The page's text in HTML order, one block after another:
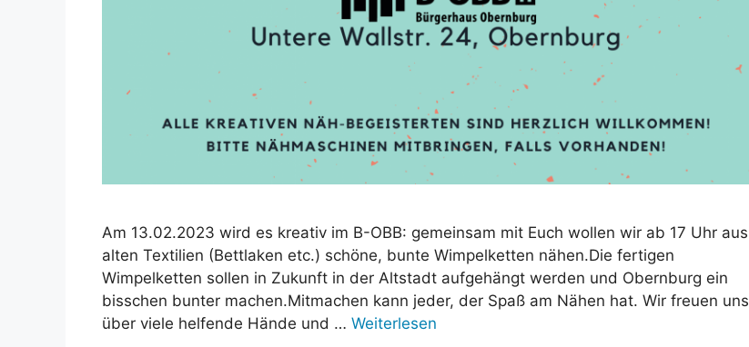
Am 13.02.2023 wird es kreativ im B-OBB: gemeinsam mit Euch wollen wir ab 17 Uhr aus
alten Textilien (Bettlaken etc.) schöne, bunte Wimpelketten nähen.Die fertigen
Wimpelketten sollen in Zukunft in der Altstadt aufgehängt werden und Obernburg ein
bisschen bunter machen.Mitmachen kann jeder, der Spaß am Nähen hat. Wir freuen uns
über viele helfende Hände und … Weiterlesen